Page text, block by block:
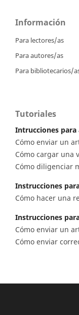
Información
Para lectores/as
Para autores/as
Para bibliotecarios/
Tutoriales
Intrucciones para
Cómo enviar un
Cómo cargar una
Cómo diligenciar
Instrucciones
Cómo hacer una
Instrucciones
Cómo enviar un
Cómo enviar